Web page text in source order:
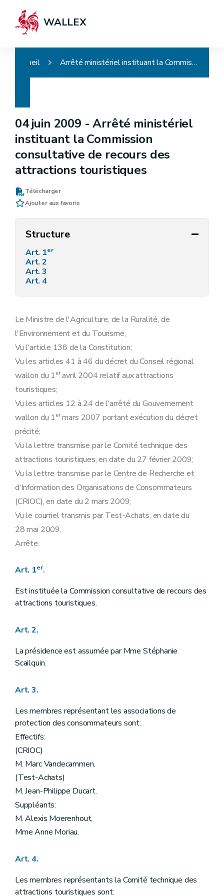
WALLEX
Accueil Arrêté ministériel instituant la Commission consultative de recours des attractions touristiques
04 juin 2009 -Arrêté ministériel
instituant la Commission
consultative de recours des
attractions touristiques
Télécharger
Ajouter aux favoris
Structure
Art. 1er
Art. 2
Art. 3
Art. 4
Le Ministre de l'Agriculture, de la Ruralité, de
l'Environnement et du Tourisme,
Vu l'article 138 de la Constitution;
Vu les articles 41 à 46 du décret du Conseil régional
wallon du 1eravril 2004 relatif aux attractions
touristiques;
Vu les articles 12 à 24 de l'arrêté du Gouvernement
wallon du 1ermars 2007 portant exécution du décret
précité;
Vu la lettre transmise par le Comité technique des
attractions touristiques, en date du 27 février 2009;
Vu la lettre transmise par le Centre de Recherche et
d'Information des Organisations de Consommateurs
(CRIOC), en date du 2 mars 2009;
Vu le courriel transmis par Test-Achats, en date du
28 mai 2009,
Arrête:
Art. 1er.
Est instituée la Commission consultative de recours des
attractions touristiques.
Art. 2.
La présidence est assumée par Mme Stéphanie
Scailquin.
Art. 3.
Les membres représentant les associations de
protection des consommateurs sont:
Effectifs:
(CRIOC)
M. Marc Vandecammen.
(Test-Achats)
M. Jean-Philippe Ducart.
Suppléants:
M. Alexis Moerenhout,
Mme Anne Moriau.
Art. 4.
Les membres représentants la Comité technique des
attractions touristiques sont: